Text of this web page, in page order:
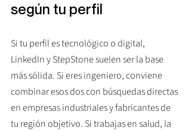
según tu perfil
Si tu perfil es tecnológico o digital,
LinkedIn y StepStone suelen ser la base
más sólida. Si eres ingeniero, conviene
combinar esos dos con búsquedas directas
en empresas industriales y fabricantes de
tu región objetivo. Si trabajas en salud, la